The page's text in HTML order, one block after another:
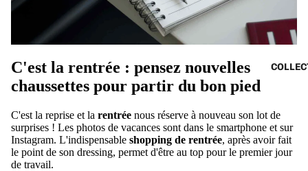
C'est la rentrée : pensez nouvelles
chaussettes pour partir du bon pied
C'est la reprise et la rentrée nous réserve à nouveau son lot de
surprises ! Les photos de vacances sont dans le smartphone et sur
Instagram. L'indispensable shopping de rentrée, après avoir fait
le point de son dressing, permet d'être au top pour le premier jour
de travail.